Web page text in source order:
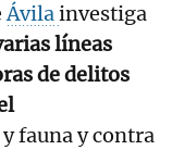
Ávilainvestiga
líneas
de delitos
fauna y contra